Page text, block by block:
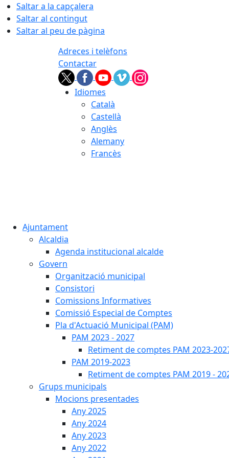
Saltar a la capçalera
Saltar al contingut
Saltar al peu de pàgina
Adreces i telèfons
Contactar
Idiomes
Català
Castellà
Anglès
Alemany
Francès
Ajuntament
Alcaldia
Agenda institucional alcalde
Govern
Organització municipal
Consistori
Comissions Informatives
Comissió Especial de Comptes
Pla d'Actuació Municipal (PAM)
PAM 2023 - 2027
Retiment de comptes PAM 2023-
PAM 2019-2023
Retiment de comptes PAM 2019 -
Grups municipals
Mocions presentades
Any 2025
Any 2024
Any 2023
Any 2022